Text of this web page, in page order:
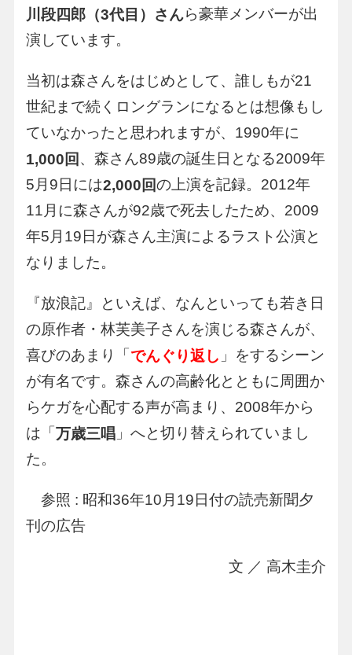
川段四郎（3代目）さんら豪華メンバーが出
演しています。
当初は森さんをはじめとして、誰しもが21
世紀まで続くロングランになるとは想像もし
ていなかったと思われますが、1990年に
1,000回 、森さん89歳の誕生日となる2009年
5月9日には2,000回の上演を記録。2012年
11月に森さんが92歳で死去したため、2009
年5月19日が森さん主演によるラスト公演と
なりました。
『放浪記』といえば、なんといっても若き日
の原作者・林芙美子さんを演じる森さんが、
喜びのあまり「でんぐり返し 」をするシーン
が有名です。森さんの高齢化とともに周囲か
らケガを心配する声が高まり、2008年から
は「万歳三唱」へと切り替えられていまし
た。
参照 : 昭和36年10月19日付の読売新聞夕
刊の広告
文 ／ 高木圭介